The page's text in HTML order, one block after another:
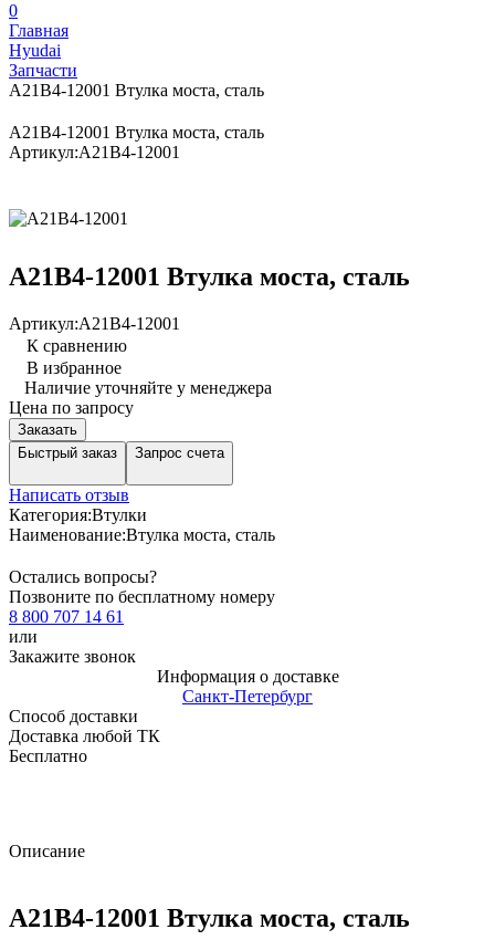
0
Главная
Hyudai
Запчасти
A21B4-12001 Втулка моста, сталь
A21B4-12001 Втулка моста, сталь
Артикул:A21B4-12001
A21B4-12001 Втулка моста, сталь
Артикул:A21B4-12001
К сравнению
В избранное
Наличие уточняйте у менеджера
Цена по запросу
Заказать
Быстрый заказ
Запрос счета
Написать отзыв
Категория:Втулки
Наименование:Втулка моста, сталь
Остались вопросы?
Позвоните по бесплатному номеру
8 800 707 14 61
или
Закажите звонок
Информация о доставке
Санкт-Петербург
Способ доставки
Доставка любой ТК
Бесплатно
Описание
A21B4-12001 Втулка моста, сталь